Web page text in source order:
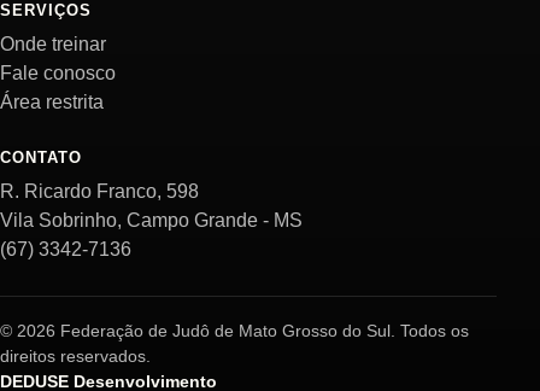
SERVIÇOS
Onde treinar
Fale conosco
Área restrita
CONTATO
R. Ricardo Franco, 598
Vila Sobrinho, Campo Grande - MS
(67) 3342-7136
© 2026 Federação de Judô de Mato Grosso do Sul. Todos os
direitos reservados.
DEDUSE Desenvolvimento